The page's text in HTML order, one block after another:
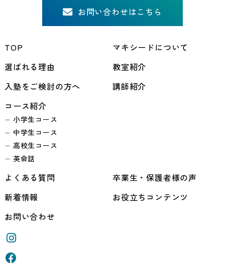
お問い合わせはこちら
TOP
マキシードについて
選ばれる理由
教室紹介
入塾をご検討の方へ
講師紹介
コース紹介
小学生コース
中学生コース
高校生コース
英会話
よくある質問
卒業生・保護者様の声
新着情報
お役立ちコンテンツ
お問い合わせ